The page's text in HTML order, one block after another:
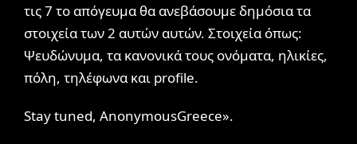
τις 7 το απόγευμα θα ανεβάσουμε δημόσια τα
στοιχεία των 2 αυτών αυτών. Στοιχεία όπως:
Ψευδώνυμα, τα κανονικά τους ονόματα, ηλικίες,
πόλη, τηλέφωνα και profile.
Stay tuned, AnonymousGreece».